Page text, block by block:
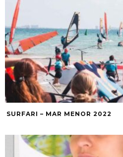
SURFARI – MAR MENOR 2022